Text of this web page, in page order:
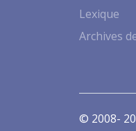
Lexique
Archives
© 2008-